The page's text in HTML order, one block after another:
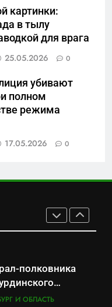
картинки:
в тылу
для врага
25.05.2026 0
убивают
полном
режима
17.05.2026 0
в Удмуртии:
управленческих
уязвимости
Силовой
И ОБЛАСТЬ
с военной
предприятия
в СК
И ОБЛАСТЬ
полковника
услуги по
И ОБЛАСТЬ